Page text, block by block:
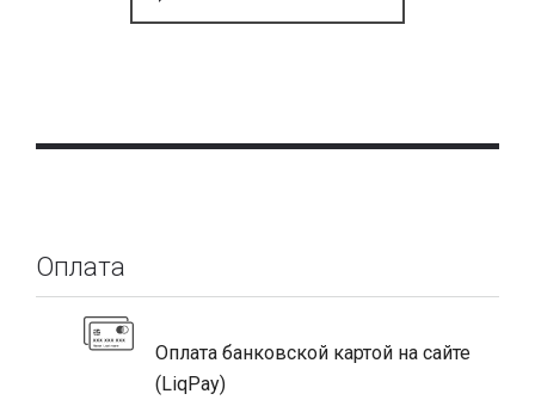
Оплата
Оплата банковской картой на сайте
(LiqPay)